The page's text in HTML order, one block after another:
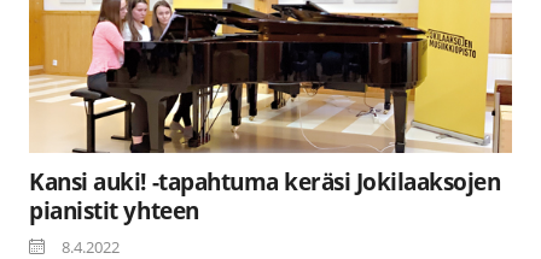
Kansi auki! -tapahtuma keräsi Jokilaaksojen
pianistit yhteen
8.4.2022